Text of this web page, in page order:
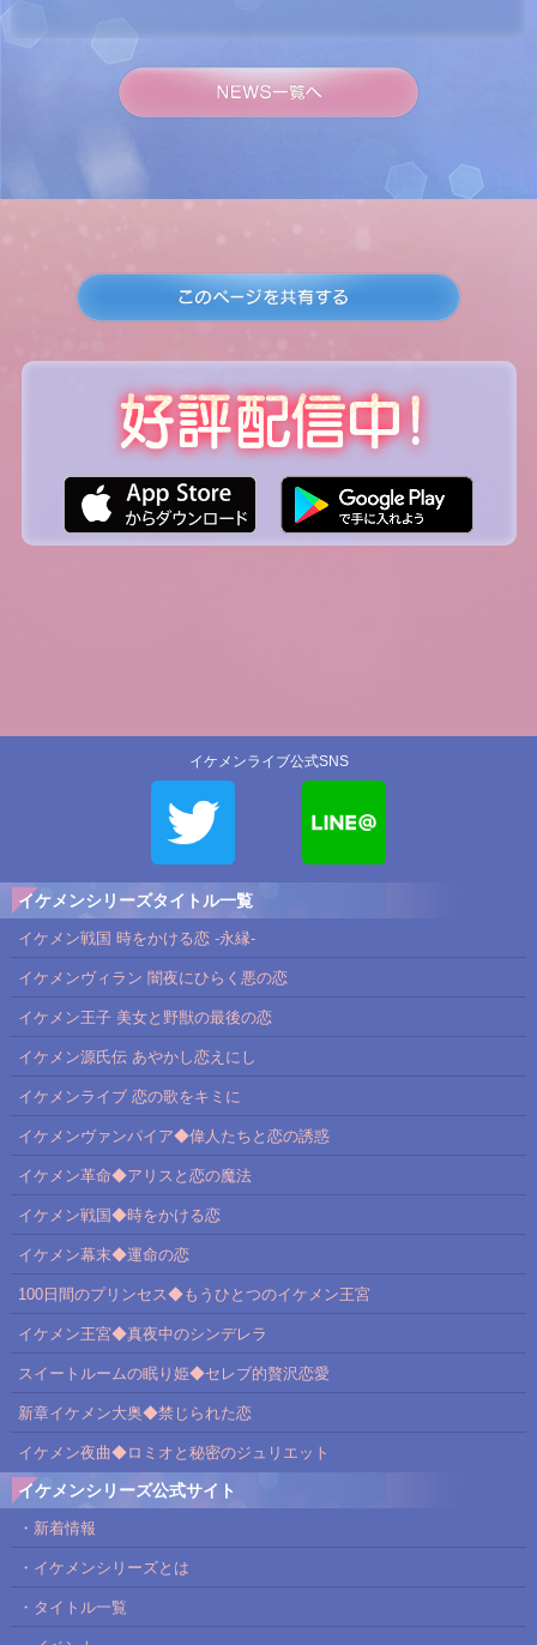
イケメンライブ公式SNS
イケメンシリーズタイトル一覧
イケメン戦国 時をかける恋 -永縁-
イケメンヴィラン 闇夜にひらく悪の恋
イケメン王子 美女と野獣の最後の恋
イケメン源氏伝 あやかし恋えにし
イケメンライブ 恋の歌をキミに
イケメンヴァンパイア◆偉人たちと恋の誘惑
イケメン革命◆アリスと恋の魔法
イケメン戦国◆時をかける恋
イケメン幕末◆運命の恋
100日間のプリンセス◆もうひとつのイケメン王宮
イケメン王宮◆真夜中のシンデレラ
スイートルームの眠り姫◆セレブ的贅沢恋愛
新章イケメン大奥◆禁じられた恋
イケメン夜曲◆ロミオと秘密のジュリエット
イケメンシリーズ公式サイト
・新着情報
・イケメンシリーズとは
・タイトル一覧